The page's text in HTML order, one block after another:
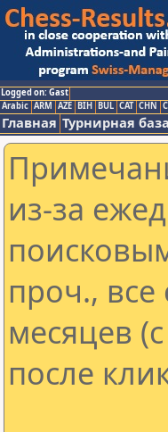
Logged on: Gast
Arabic ARM AZE BIH BUL CAT CHN
Главная Турнирная
из-за
проч.,
месяцев
после